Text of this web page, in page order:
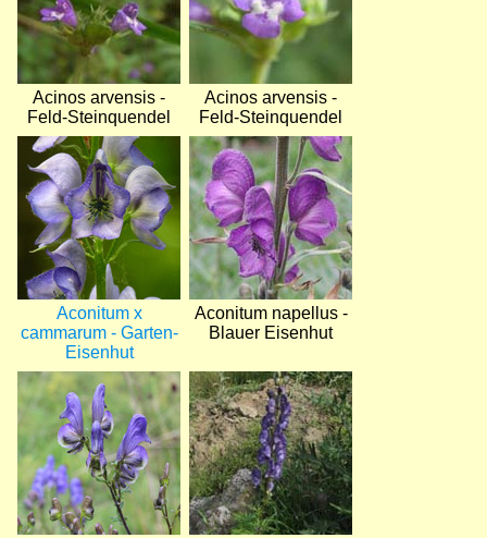
Acinos arvensis -
Feld-Steinquendel
Acinos arvensis -
Feld-Steinquendel
Bild
Aconitum x
cammarum - Garten-
Eisenhut
Bild
Aconitum napellus -
Blauer Eisenhut
Bild Bild